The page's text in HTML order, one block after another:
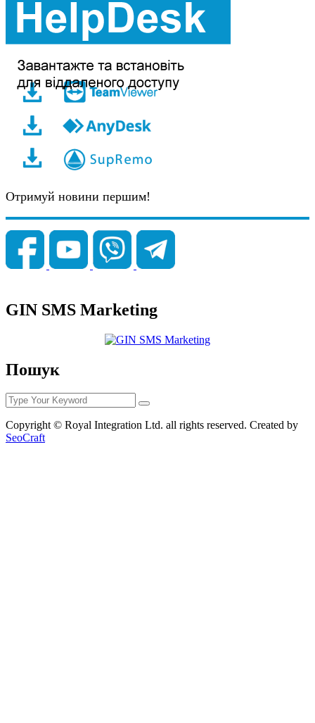
Отримуй новини першим!
GIN SMS Marketing
Пошук
Copyright © Royal Integration Ltd. all rights reserved. Created by
SeoCraft